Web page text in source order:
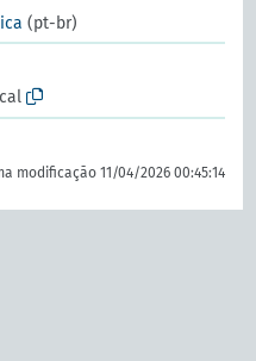
(pt-br)
modificação 11/04/2026 00:45:14